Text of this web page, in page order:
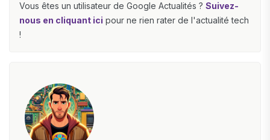
Vous êtes un utilisateur de Google Actualités ? Suivez-
nous en cliquant ici pour ne rien rater de l'actualité tech
!